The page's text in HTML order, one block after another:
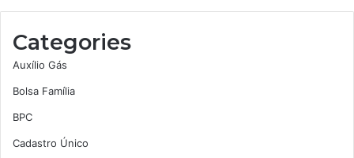
Categories
Auxílio Gás
Bolsa Família
BPC
Cadastro Único